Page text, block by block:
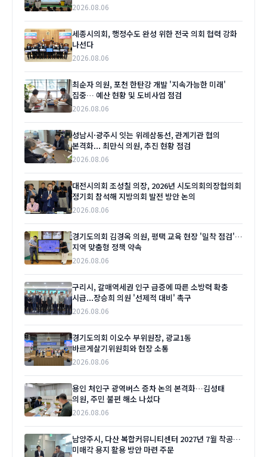
2026.08.06
세종시의회, 행정수도 완성 위한 전국 의회 협력 강화
나선다
2026.08.06
최순자 의원, 포천 한탄강 개발 '지속가능한 미래'
집중… 예산 현황 및 도비사업 점검
2026.08.06
성남시·광주시 잇는 위례삼동선, 관계기관 협의
본격화... 최만식 의원, 추진 현황 점검
2026.08.06
대전시의회 조성칠 의장, 2026년 시도의회의장협의회
정기회 참석해 지방의회 발전 방안 논의
2026.08.06
경기도의회 김경옥 의원, 평택 교육 현장 '밀착 점검'…
지역 맞춤형 정책 약속
2026.08.06
구리시, 갈매역세권 인구 급증에 따른 소방력 확충
시급...장승희 의원 '선제적 대비' 촉구
2026.08.06
경기도의회 이오수 부위원장, 광교1동
바르게살기위원회와 현장 소통
2026.08.06
용인 처인구 광역버스 증차 논의 본격화…김성태
의원, 주민 불편 해소 나섰다
2026.08.06
남양주시, 다산 복합커뮤니티센터 2027년 7월 착공…
미매각 용지 활용 방안 마련 주문